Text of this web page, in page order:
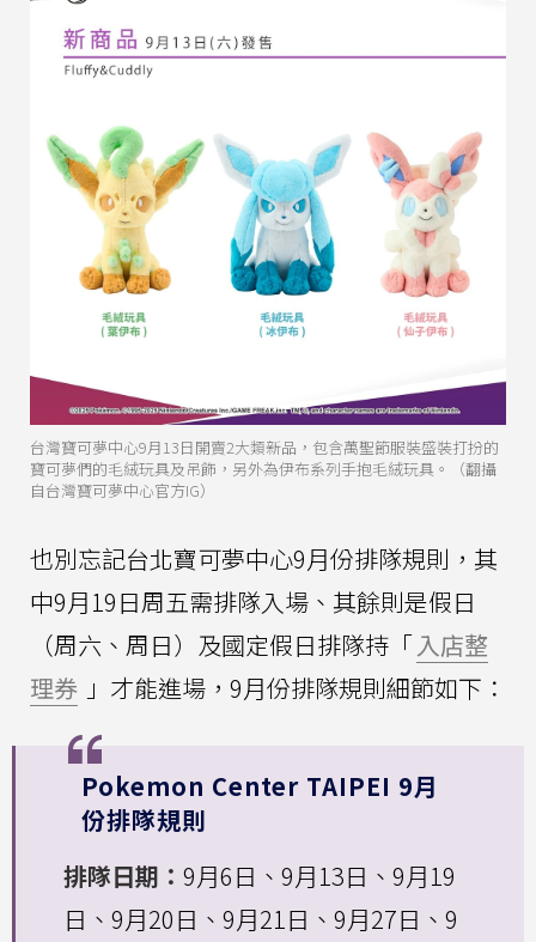
台灣寶可夢中心9月13日開賣2大類新品，包含萬聖節服裝盛裝打扮的
寶可夢們的毛絨玩具及吊飾，另外為伊布系列手抱毛絨玩具。（翻攝
自台灣寶可夢中心官方IG）
也別忘記台北寶可夢中心9月份排隊規則，其
中9月19日周五需排隊入場、其餘則是假日
（周六、周日）及國定假日排隊持「入店整
理券 」才能進場，9月份排隊規則細節如下：
Pokemon Center TAIPEI 9月
份排隊規則
排隊日期： 9月6日、9月13日、9月19
日、9月20日、9月21日、9月27日、9